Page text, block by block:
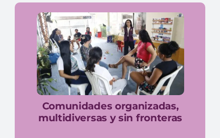
Comunidades organizadas,
multidiversas y sin fronteras